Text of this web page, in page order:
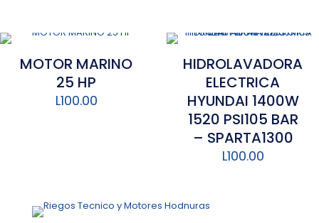
MOTOR MARINO
25 HP
L100.00
HIDROLAVADORA
ELECTRICA
HYUNDAI 1400W
1520 PSI105 BAR
– SPARTA1300
L100.00